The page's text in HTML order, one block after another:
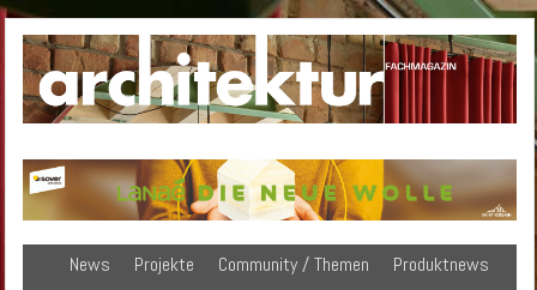
News Projekte Community / Themen
Produktnews